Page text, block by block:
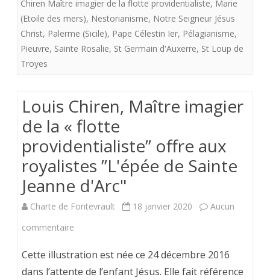
royalistes”
La
Croix
et
le
lys”
Chiren Maître imagier de la flotte providentialiste, Marie
(Etoile des mers), Nestorianisme, Notre Seigneur Jésus
Christ, Palerme (Sicile), Pape Célestin Ier, Pélagianisme,
Pieuvre, Sainte Rosalie, St Germain d'Auxerre, St Loup de
Troyes
Louis Chiren, Maître imagier
de la « flotte
providentialiste” offre aux
royalistes ”L'épée de Sainte
Jeanne d'Arc"
Charte de Fontevrault 18 janvier 2020
Aucun
commentaire
Chiren,
Cette illustration est née ce 24 décembre 2016
dans l’attente de l’enfant Jésus. Elle fait référence